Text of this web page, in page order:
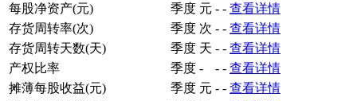
每股净资产(元)
季度 元 - - 查看详情
存货周转率(次)
季度 次 - - 查看详情
存货周转天数(天)
季度 天 - - 查看详情
产权比率
季度 - - - 查看详情
摊薄每股收益(元)
季度 元 - - 查看详情